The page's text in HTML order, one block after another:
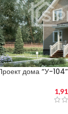
дома “У-